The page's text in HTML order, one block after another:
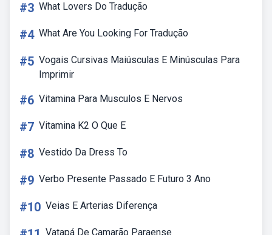
#3 What Lovers Do Tradução
#4 What Are You Looking For Tradução
#5 Vogais Cursivas Maiúsculas E Minúsculas Para
Imprimir
#6 Vitamina Para Musculos E Nervos
#7 Vitamina K2 O Que E
#8 Vestido Da Dress To
#9 Verbo Presente Passado E Futuro 3 Ano
#10 Veias E Arterias Diferença
Vatapá De Camarão Paraense